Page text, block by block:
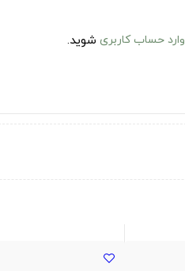
وارد حساب کاربری شوید.